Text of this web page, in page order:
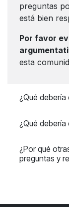
preguntas
está bien
Por favor
esta
¿Qué
¿Qué
¿Por qué
preguntas y